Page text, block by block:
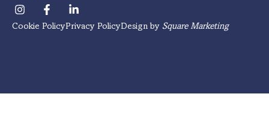
Cookie PolicyPrivacy PolicyDesign by Square Marketing